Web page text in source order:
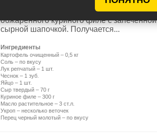
времени? Предлагаю приготовить
из картофельного пюре с начинкой из
обжаренного куриного филе с запеченной
сырной шапочкой. Получается...
Ингредиенты
Картофель очищенный – 0,5 кг
Соль – по вкусу
Лук репчатый – 1 шт.
Чеснок – 1 зуб.
Яйцо – 1 шт.
Сыр твердый – 70 г
Куриное филе – 300 г
Масло растительное – 3 ст.л.
Укроп – несколько веточек
Перец черный молотый – по вкусу